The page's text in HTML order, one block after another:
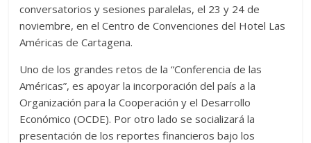
conversatorios y sesiones paralelas, el 23 y 24 de
noviembre, en el Centro de Convenciones del Hotel Las
Américas de Cartagena.
Uno de los grandes retos de la “Conferencia de las
Américas”, es apoyar la incorporación del país a la
Organización para la Cooperación y el Desarrollo
Económico (OCDE). Por otro lado se socializará la
presentación de los reportes financieros bajo los